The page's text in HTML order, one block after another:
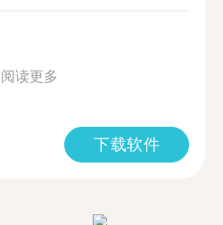
阅读更多
下载软件